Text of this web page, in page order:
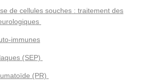
de cellules souches : traitement des
immunes
(SEP)
(PR)